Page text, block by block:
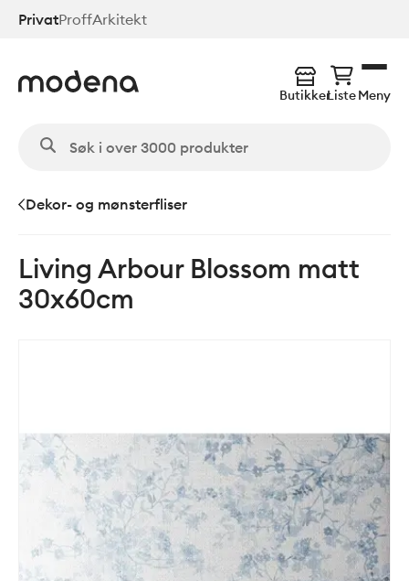
Hopp
PrivatProffArkitekt
ButikkerListeMeny
Dekor- og mønsterfliser
Living Arbour Blossom matt
30x60cm